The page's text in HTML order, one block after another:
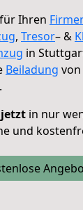
Ihren
, Tresor– &
in
Beiladung
jetzt in nur
und